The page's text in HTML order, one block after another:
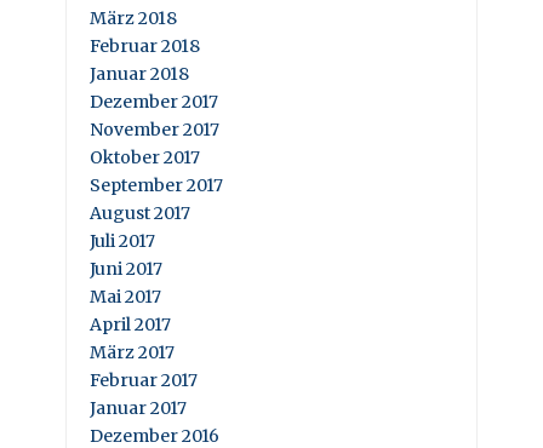
März 2018
Februar 2018
Januar 2018
Dezember 2017
November 2017
Oktober 2017
September 2017
August 2017
Juli 2017
Juni 2017
Mai 2017
April 2017
März 2017
Februar 2017
Januar 2017
Dezember 2016